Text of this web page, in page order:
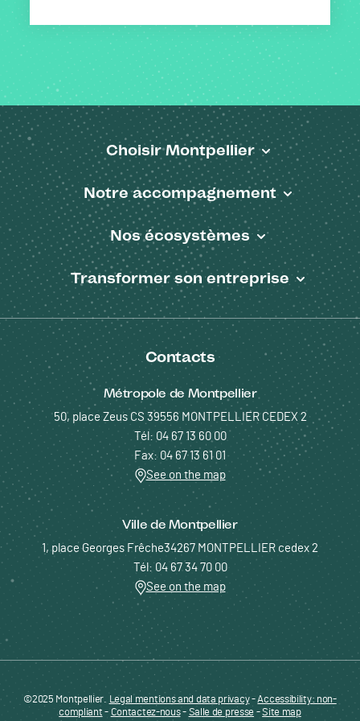
Pied de page
Choisir Montpellier
Notre accompagnement
Nos écosystèmes
Transformer son entreprise
Contacts
Métropole de Montpellier
50, place Zeus CS 39556 MONTPELLIER CEDEX 2
Tél: 04 67 13 60 00
Fax: 04 67 13 61 01
See on the map
Ville de Montpellier
1, place Georges Frêche34267 MONTPELLIER cedex 2
Tél: 04 67 34 70 00
See on the map
Pied de page - Menu bas - ENTREPRENDRE
©2025 Montpellier. Legal mentions and data privacy-Accessibility: non-
compliant - Contactez-nous- Salle de presse -Site map